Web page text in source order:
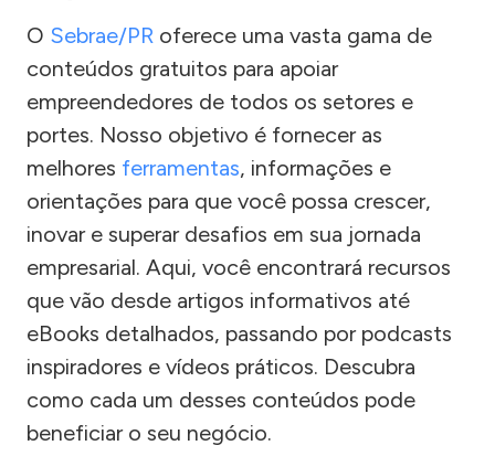
O Sebrae/PR oferece uma vasta gama de
conteúdos gratuitos para apoiar
empreendedores de todos os setores e
portes. Nosso objetivo é fornecer as
melhores ferramentas, informações e
orientações para que você possa crescer,
inovar e superar desafios em sua jornada
empresarial. Aqui, você encontrará recursos
que vão desde artigos informativos até
eBooks detalhados, passando por podcasts
inspiradores e vídeos práticos. Descubra
como cada um desses conteúdos pode
beneficiar o seu negócio.